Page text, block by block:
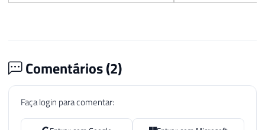
Comentários (2)
Faça login para comentar: